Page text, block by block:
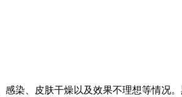
染、皮肤干燥以及效果不理想等情况